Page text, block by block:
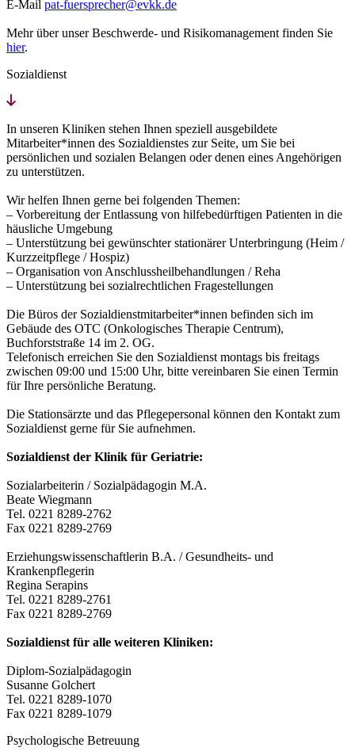
E-Mail pat-fuersprecher@evkk.de
Mehr über unser Beschwerde- und Risikomanagement finden Sie
hier.
Sozialdienst
In unseren Kliniken stehen Ihnen speziell ausgebildete
Mitarbeiter*innen des Sozialdienstes zur Seite, um Sie bei
persönlichen und sozialen Belangen oder denen eines Angehörigen
zu unterstützen.
Wir helfen Ihnen gerne bei folgenden Themen:
– Vorbereitung der Entlassung von hilfebedürftigen Patienten in die
häusliche Umgebung
– Unterstützung bei gewünschter stationärer Unterbringung (Heim /
Kurzzeitpflege / Hospiz)
– Organisation von Anschlussheilbehandlungen / Reha
– Unterstützung bei sozialrechtlichen Fragestellungen
Die Büros der Sozialdienstmitarbeiter*innen befinden sich im
Gebäude des OTC (Onkologisches Therapie Centrum),
Buchforststraße 14 im 2. OG.
Telefonisch erreichen Sie den Sozialdienst montags bis freitags
zwischen 09:00 und 15:00 Uhr, bitte vereinbaren Sie einen Termin
für Ihre persönliche Beratung.
Die Stationsärzte und das Pflegepersonal können den Kontakt zum
Sozialdienst gerne für Sie aufnehmen.
Sozialdienst der Klinik für Geriatrie:
Sozialarbeiterin / Sozialpädagogin M.A.
Beate Wiegmann
Tel. 0221 8289-2762
Fax 0221 8289-2769
Erziehungswissenschaftlerin B.A. / Gesundheits- und
Krankenpflegerin
Regina Serapins
Tel. 0221 8289-2761
Fax 0221 8289-2769
Sozialdienst für alle weiteren Kliniken:
Diplom-Sozialpädagogin
Susanne Golchert
Tel. 0221 8289-1070
Fax 0221 8289-1079
Psychologische Betreuung